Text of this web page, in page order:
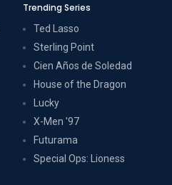
Trending Series
Ted Lasso
Sterling Point
Cien Años de Soledad
House of the Dragon
Lucky
X-Men '97
Futurama
Special Ops: Lioness